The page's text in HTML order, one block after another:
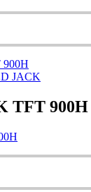
JACK
TFT 900H